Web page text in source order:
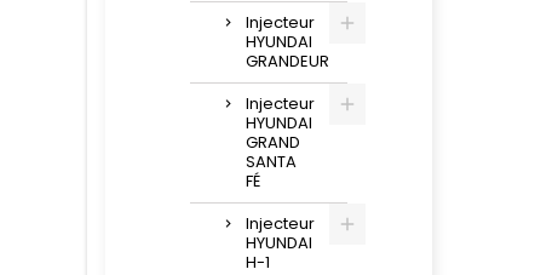
Injecteur
HYUNDAI
GRANDEUR
Injecteur
HYUNDAI
GRAND
SANTA
FÉ
Injecteur
HYUNDAI
H-1